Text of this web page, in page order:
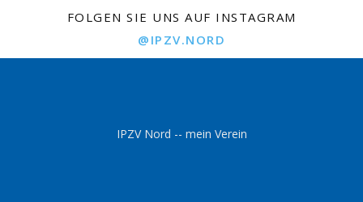
FOLGEN SIE UNS AUF INSTAGRAM
@IPZV.NORD
IPZV Nord -- mein Verein